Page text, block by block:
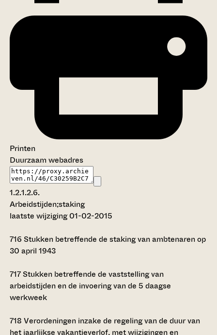
Printen
Duurzaam webadres
1.2.1.2.6.
Arbeidstijden;staking
laatste wijziging 01-02-2015
716 Stukken betreffende de staking van ambtenaren op
30 april 1943
717Stukken betreffende de vaststelling van
arbeidstijden en de invoering van de 5 daagse
werkweek
718 Verordeningen inzake de regeling van de duur van
het jaarlijkse vakantieverlof, met wijzigingen en